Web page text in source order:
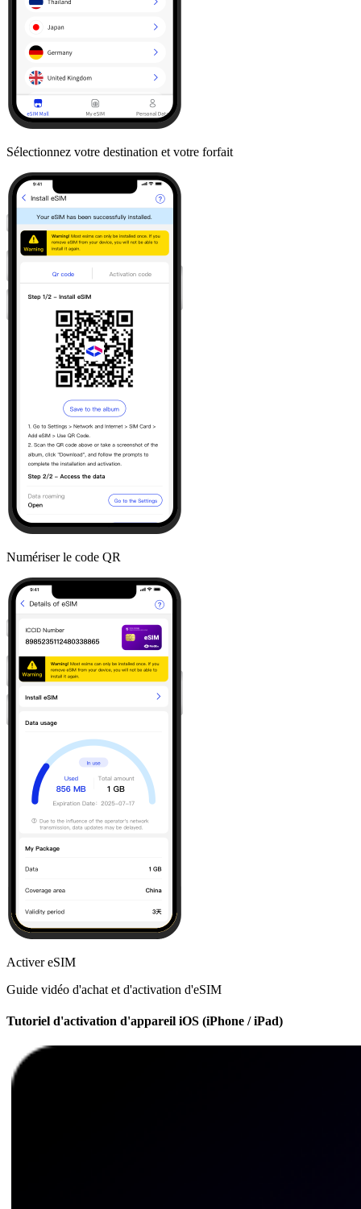
Sélectionnez votre destination et votre forfait
Numériser le code QR
Activer eSIM
Guide vidéo d'achat et d'activation d'eSIM
Tutoriel d'activation d'appareil iOS (iPhone / iPad)